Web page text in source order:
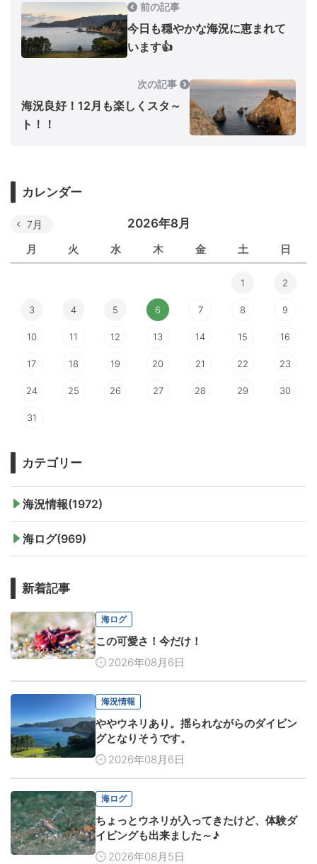
前の記事
今日も穏やかな海況に恵まれて
います👍
次の記事
海況良好！12月も楽しくスタ～
ト！！
カレンダー
2026年8月
月 火 水 木 金 土 日
7月
1 2
3 4 5 6 7 8 9
10 11 12 13 14 15 16
17 18 19 20 21 22 23
24 25 26 27 28 29 30
31
カテゴリー
海況情報(1972)
海ログ(969)
新着記事
海ログ
この可愛さ！今だけ！
2026年08月6日
海況情報
ややウネリあり。揺られながらのダイビン
グとなりそうです。
2026年08月6日
海ログ
ちょっとウネリが入ってきたけど、体験ダ
イビングも出来ました～♪
2026年08月5日